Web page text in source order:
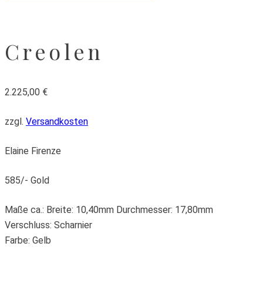
Creolen
2.225,00 €
zzgl. Versandkosten
Elaine Firenze
585/- Gold
Maße ca.: Breite: 10,40mm Durchmesser: 17,80mm
Verschluss: Scharnier
Farbe: Gelb